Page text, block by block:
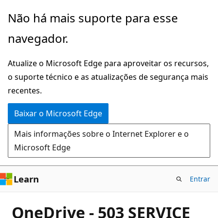
Pular
o
principal
Não há mais suporte para esse
navegador.
Atualize o Microsoft Edge para aproveitar os recursos,
o suporte técnico e as atualizações de segurança mais
recentes.
Baixar o Microsoft Edge
Mais informações sobre o Internet Explorer e o
Microsoft Edge
Learn Entrar
OneDrive - 503 SERVICE